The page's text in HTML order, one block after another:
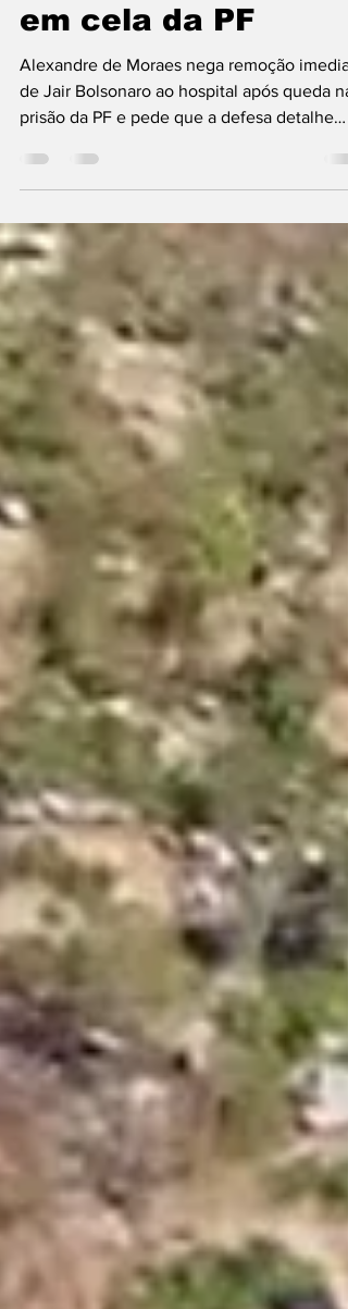
hospital após queda
em cela da PF
Alexandre de Moraes nega remoção
de Jair Bolsonaro ao hospital após queda na
prisão da PF e pede que a defesa detalhe